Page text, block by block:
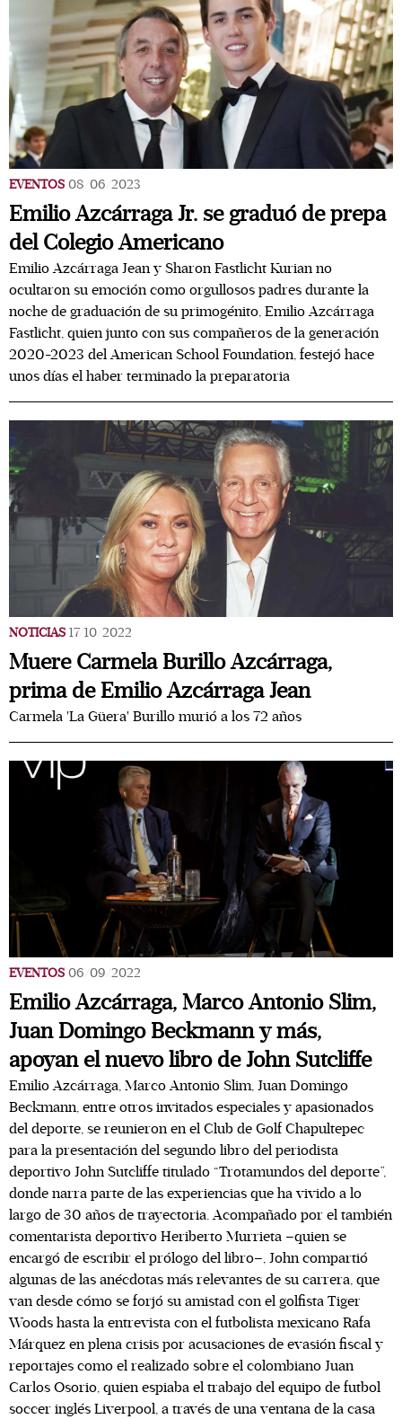
EVENTOS 08/06/2023
Emilio Azcárraga Jr. se graduó de prepa
del Colegio Americano
Emilio Azcárraga Jean y Sharon Fastlicht Kurian no
ocultaron su emoción como orgullosos padres durante la
noche de graduación de su primogénito, Emilio Azcárraga
Fastlicht, quien junto con sus compañeros de la generación
2020-2023 del American School Foundation, festejó hace
unos días el haber terminado la preparatoria
NOTICIAS 17/10/2022
Muere Carmela Burillo Azcárraga,
prima de Emilio Azcárraga Jean
Carmela 'La Güera' Burillo murió a los 72 años
EVENTOS 06/09/2022
Emilio Azcárraga, Marco Antonio Slim,
Juan Domingo Beckmann y más,
apoyan el nuevo libro de John Sutcliffe
Emilio Azcárraga, Marco Antonio Slim, Juan Domingo
Beckmann, entre otros invitados especiales y apasionados
del deporte, se reunieron en el Club de Golf Chapultepec
para la presentación del segundo libro del periodista
deportivo John Sutcliffe titulado “Trotamundos del deporte”,
donde narra parte de las experiencias que ha vivido a lo
largo de 30 años de trayectoria. Acompañado por el también
comentarista deportivo Heriberto Murrieta –quien se
encargó de escribir el prólogo del libro–, John compartió
algunas de las anécdotas más relevantes de su carrera, que
van desde cómo se forjó su amistad con el golfista Tiger
Woods hasta la entrevista con el futbolista mexicano Rafa
Márquez en plena crisis por acusaciones de evasión fiscal y
reportajes como el realizado sobre el colombiano Juan
Carlos Osorio, quien espiaba el trabajo del equipo de futbol
soccer inglés Liverpool, a través de una ventana de la casa